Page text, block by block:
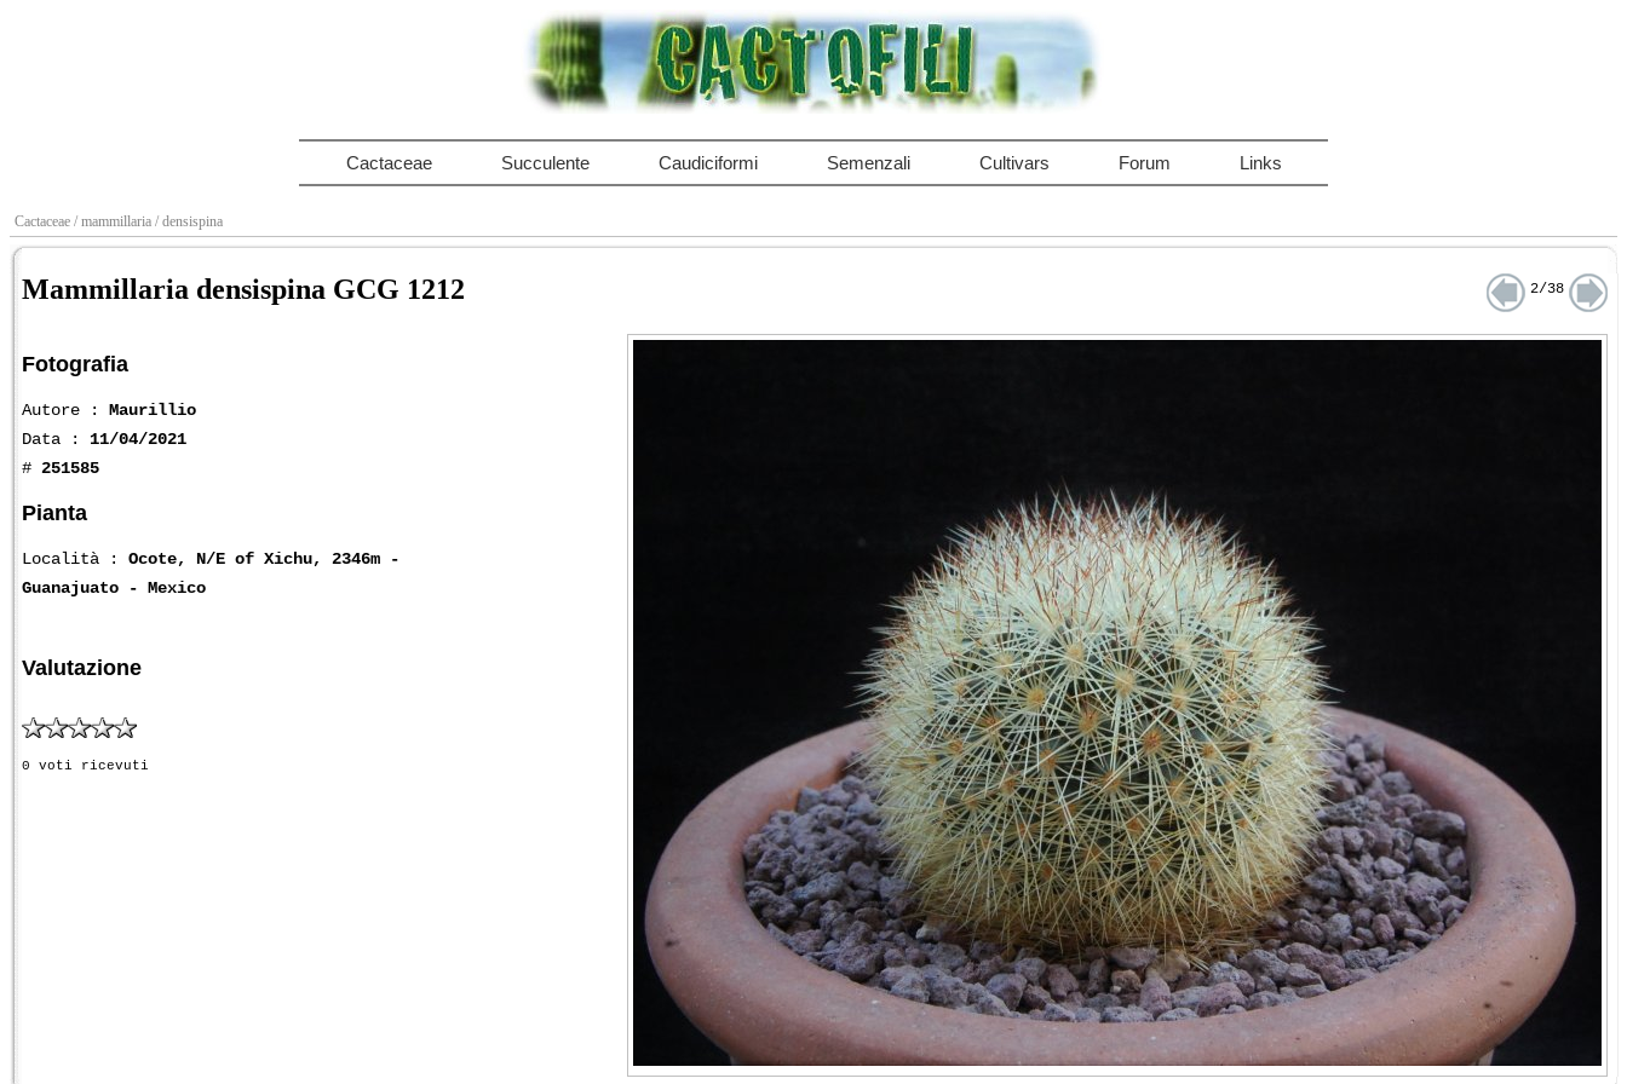
Cactaceae Succulente Caudiciformi Semenzali Cultivars Forum Links
Cactaceae / mammillaria / densispina
Mammillaria densispina GCG 1212 2/38
Fotografia
Autore : Maurillio
Data : 11/04/2021
# 251585
Pianta
Località : Ocote, N/E of Xichu, 2346m -
Guanajuato - Mexico
Valutazione
0 voti ricevuti